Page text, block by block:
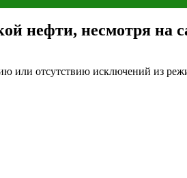
нефти, несмотря
отсутствию исключений из